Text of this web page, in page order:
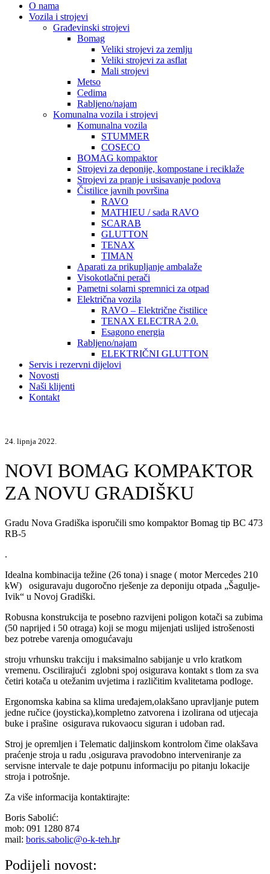
O nama
Vozila i strojevi
Građevinski strojevi
Bomag
Veliki strojevi za zemlju
Veliki strojevi za asflat
Mali strojevi
Metso
Cedima
Rabljeno/najam
Komunalna vozila i strojevi
Komunalna vozila
STUMMER
COSECO
BOMAG kompaktor
Strojevi za deponije, kompostane i reciklaže
Strojevi za pranje i usisavanje podova
Čistilice javnih površina
RAVO
MATHIEU / sada RAVO
SCARAB
GLUTTON
TENAX
TIMAN
Aparati za prikupljanje ambalaže
Visokotlačni perači
Pametni solarni spremnici za otpad
Električna vozila
RAVO – Električne čistilice
TENAX ELECTRA 2.0.
Esagono energia
Rabljeno/najam
ELEKTRIČNI GLUTTON
Servis i rezervni dijelovi
Novosti
Naši klijenti
Kontakt
24. lipnja 2022.
NOVI BOMAG KOMPAKTOR
ZA NOVU GRADIŠKU
Gradu Nova Gradiška isporučili smo kompaktor Bomag tip BC 473
RB-5
.
Idealna kombinacija težine (26 tona) i snage ( motor Mercedes 210
kW) osiguravaju dugoročno rješenje za deponiju otpada „Šagulje-
Ivik“ u Novoj Gradiški.
Robusna konstrukcija te posebno razvijeni poligon kotači sa zubima
(50 naprijed i 50 otraga) koji se mogu mijenjati uslijed istrošenosti
bez potrebe varenja omogućavaju
stroju vrhunsku trakciju i maksimalno sabijanje u vrlo kratkom
vremenu. Oscilirajući zglobni spoj osigurava kontakt s tlom za sva
četiri kotača u otežanim uvjetima i različitim kvalitetama podloge.
Ergonomska kabina sa klima uređajem,olakšano upravljanje putem
jedne ručice (joysticka),kompletno zatvorena i izolirana od utjecaja
buke i prašine osigurava rukovaocu siguran i udoban rad.
Stroj je opremljen i Telematic daljinskom kontrolom čime olakšava
praćenje stroja u radu ,osigurava pravodobno interveniranje za
servisne intervale te daje potpunu informaciju po pitanju lokacije
stroja i potrošnje.
Za više informacija kontaktirajte:
Boris Sabolić:
mob: 091 1280 874
mail: boris.sabolic@o-k-teh.hr
Podijeli novost: